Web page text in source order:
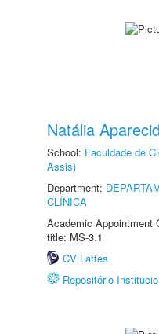
Natália
School: Faculdade de
Assis)
Department:
CLÍNICA
Academic Appointment
title: MS-3.1
CV Lattes
Repositório